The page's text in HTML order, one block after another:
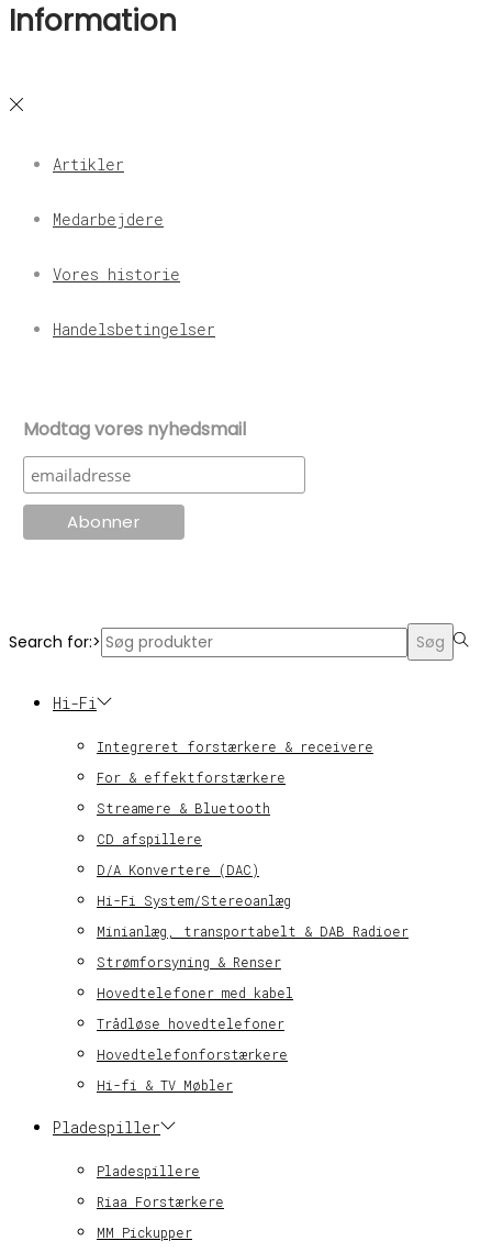
Information
Artikler
Medarbejdere
Vores historie
Handelsbetingelser
Modtag vores nyhedsmail
Search for:> Søg
Hi-Fi
Integreret forstærkere & receivere
For & effektforstærkere
Streamere & Bluetooth
CD afspillere
D/A Konvertere (DAC)
Hi-Fi System/Stereoanlæg
Minianlæg, transportabelt & DAB Radioer
Strømforsyning & Renser
Hovedtelefoner med kabel
Trådløse hovedtelefoner
Hovedtelefonforstærkere
Hi-fi & TV Møbler
Pladespiller
Pladespillere
Riaa Forstærkere
MM Pickupper